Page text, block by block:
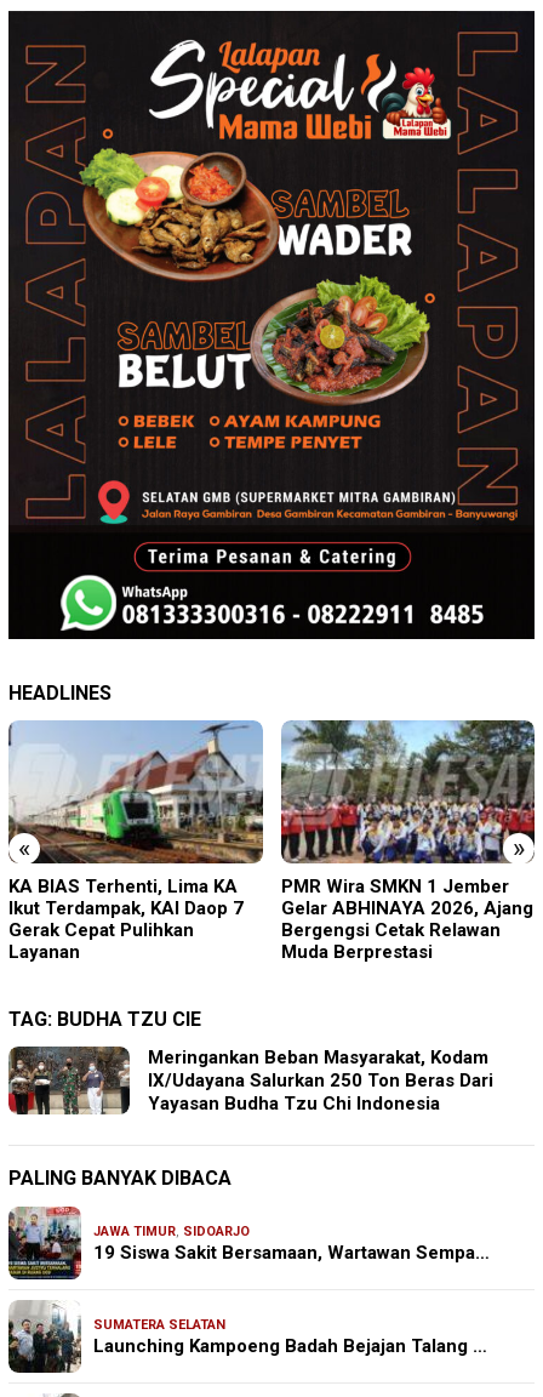
HEADLINES
« »
PMR Wira SMKN 1 Jember
Gelar ABHINAYA 2026, Ajang
Bergengsi Cetak Relawan
Muda Berprestasi
Imigrasi Ponorogo Deportasi
Satu WN Tiongkok
Salahgunakan Ijin Tinggal
TAG: BUDHA TZU CIE
Meringankan Beban Masyarakat, Kodam
IX/Udayana Salurkan 250 Ton Beras Dari
Yayasan Budha Tzu Chi Indonesia
PALING BANYAK DIBACA
JAWA TIMUR, SIDOARJO
19 Siswa Sakit Bersamaan, Wartawan Sempa…
SUMATERA SELATAN
Launching Kampoeng Badah Bejajan Talang …